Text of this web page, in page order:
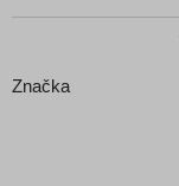
Značka